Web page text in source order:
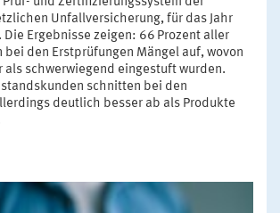
Unfallversicherung, für das Jahr
Ergebnisse zeigen: 66 Prozent aller
bei den Erstprüfungen Mängel auf, wovon
als schwerwiegend eingestuft wurden.
schnitten bei den
deutlich besser ab als Produkte